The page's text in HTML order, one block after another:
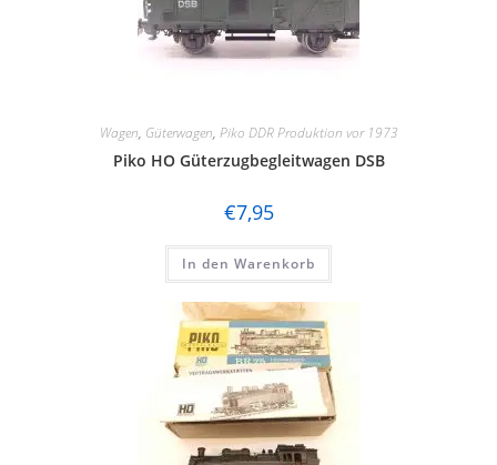
Wagen, Güterwagen, Piko DDR Produktion vor 1973
Piko HO Güterzugbegleitwagen DSB
€7,95
In den Warenkorb